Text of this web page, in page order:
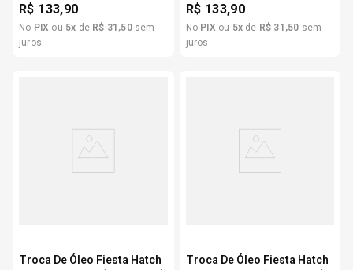
R$ 133,90
No PIX ou 5x de R$ 31 ,50sem
juros
R$ 133,90
No PIX ou 5xde R$ 31 ,50 sem
juros
Troca De Óleo Fiesta Hatch
Troca De Óleo Fiesta Hatch